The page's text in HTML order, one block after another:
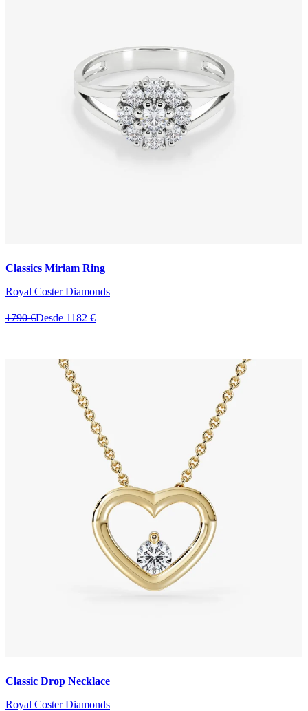
Classics Miriam Ring
Royal Coster Diamonds
1790 €Desde 1182 €
Classic Drop Necklace
Royal Coster Diamonds